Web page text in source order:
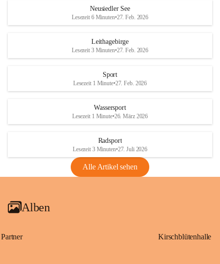
S
und den daraus folgenden wirtschaftlichen
Maßnahmen zur Bekämpfung
Rebe und der Amerikanischen
Anhang VBl. EU Nr. 18
1 Seite•1,4 MB
VBl. EU Nr. 18_2026
r
S
Neusiedler See
Lesezeit 6 Minuten•27. Feb. 2026
Leithagebirge
Lesezeit 3 Minuten•27. Feb. 2026
Sport
Lesezeit 1 Minute•27. Feb. 2026
Wassersport
Lesezeit 1 Minute•26. März 2026
Radsport
Lesezeit 3 Minuten•27. Juli 2026
Alle Artikel sehen
Alben
Partner Kirschblütenhalle